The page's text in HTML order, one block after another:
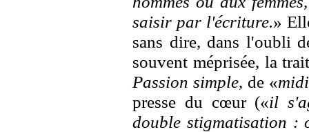
saisir par l'écriture.»
sans dire, dans l'oubli
souvent méprisée, la
Passion simple, de «
presse du cœur («il
double stigmatisation :